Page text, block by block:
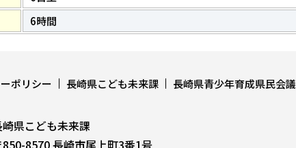
6時間
ポリシー 長崎県こども未来課 長崎県青少年育成県民会議
県こども未来課
850-8570 長崎市尾上町3番1号